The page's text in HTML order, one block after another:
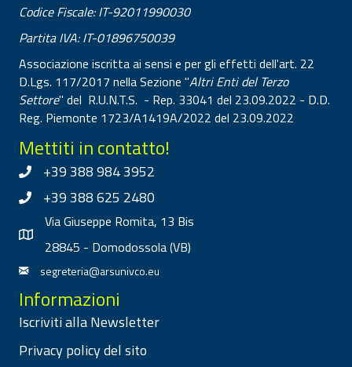
Codice Fiscale: IT-92011990030
Partita IVA: IT-01896750039
Associazione iscritta ai sensi e per gli effetti dell'art. 22
D.Lgs. 117/2017 nella Sezione "Altri Enti del Terzo
Settore" del R.U.N.T.S. - Rep. 33041 del 23.09.2022 - D.D.
Reg. Piemonte 1723/A1419A/2022 del 23.09.2022
Mettiti in contatto!
+39 388 984 3952
+39 388 625 2480
Via Giuseppe Romita, 13 Bis
28845 - Domodossola (VB)
segreteria@arsunivco.eu
Informazioni
Iscriviti alla Newsletter
Privacy policy del sito